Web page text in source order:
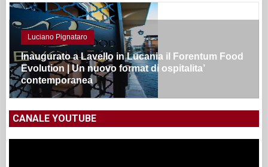
Luciano Pignataro
Inaugurato a Lavello in Lucania il Forentum Food
Evolution | Un nuovo format di ospitalita’
contemporanea
CANALE YOUTUBE